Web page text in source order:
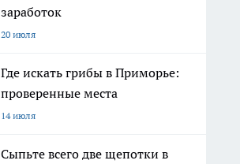
заработок
20 июля
Где искать грибы в Приморье:
проверенные места
14 июля
Сыпьте всего две щепотки в